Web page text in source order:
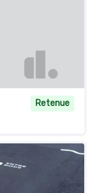
Retenue